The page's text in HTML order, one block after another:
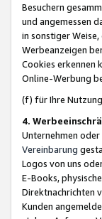
Besuchern
und angemessen
in sonstiger
Werbeanzeigen
Cookies erkennen
Online-Werbung
(f) für Ihre
4.
Unternehmen
Vereinbarung
Logos von uns
E-Books,
Direktnachrichten
Kunden